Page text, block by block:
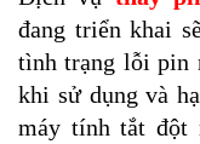
đang triển khai
tình trạng lỗi pin
khi sử dụng và
máy tính tắt đột